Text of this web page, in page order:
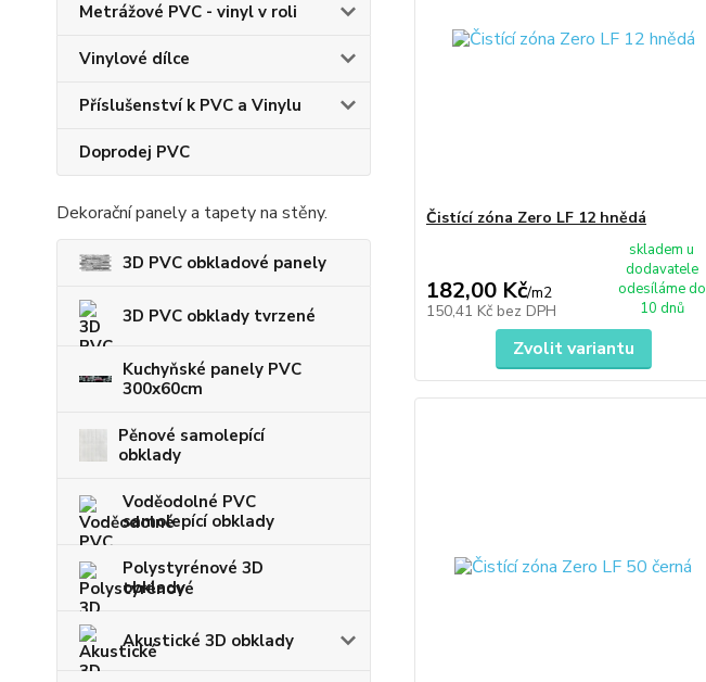
Metrážové PVC - vinyl v roli
Vinylové dílce
Příslušenství k PVC a Vinylu
Doprodej PVC
Dekorační panely a tapety na stěny.
3D PVC obkladové panely
3D PVC obklady tvrzené
Kuchyňské panely PVC
300x60cm
Pěnové samolepící
obklady
Voděodolné PVC
samolepící obklady
Polystyrénové 3D
obklady
Akustické 3D obklady
Čistící zóna Zero LF 12 hnědá
182,00 Kč/m2
150,41 Kč bez DPH
skladem u
dodavatele
odesíláme do
10 dnů
Zvolit variantu